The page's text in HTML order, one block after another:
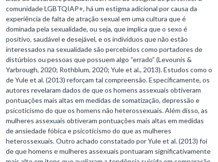
comunidade LGBTQIAP+, há um estigma adicional por causa da
experiência de falta de atração sexual em uma cultura que é
dominada pela sexualidade, ou seja, que implica que o sexo é
positivo, saudável e desejável, e os indivíduos que não estão
interessados na sexualidade são percebidos como portadores de
distúrbios ou pessoas que possuem algo “errado” (Levounis &
Yarbrough, 2020; Rothblum, 2020; Yule et al., 2013). Estudos como o
de Yule et al. (2013) reforçam tal compreensão. Especificamente, os
autores revelaram dados de que os homens assexuais obtiveram
pontuações mais altas em medidas de somatização, depressão e
psicoticismo do que os homens não heterossexuais. Além disso, as
mulheres assexuais obtiveram pontuações mais altas em medidas
de ansiedade fóbica e psicoticismo do que as mulheres
heterossexuais. Outro achado constatado por Yule et al. (2013) foi
de que homens e mulheres assexuais pontuaram significativamente